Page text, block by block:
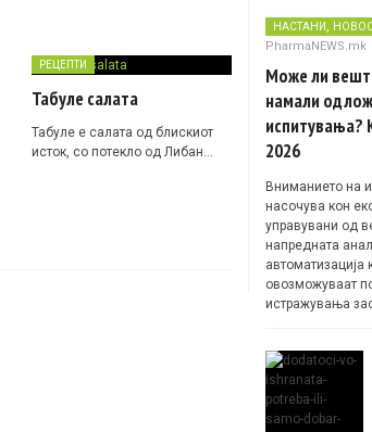
РЕЦЕПТИ
Табуле салата
Табуле е салата од блискиот
исток, со потекло од Либан…
НАСТАНИ
PharmaNEWS.mk
Може ли
намали
испитувања?
2026
Вниманието на
насочува кон
управувани од
напредната
автоматизација
овозможуваат
истражувања